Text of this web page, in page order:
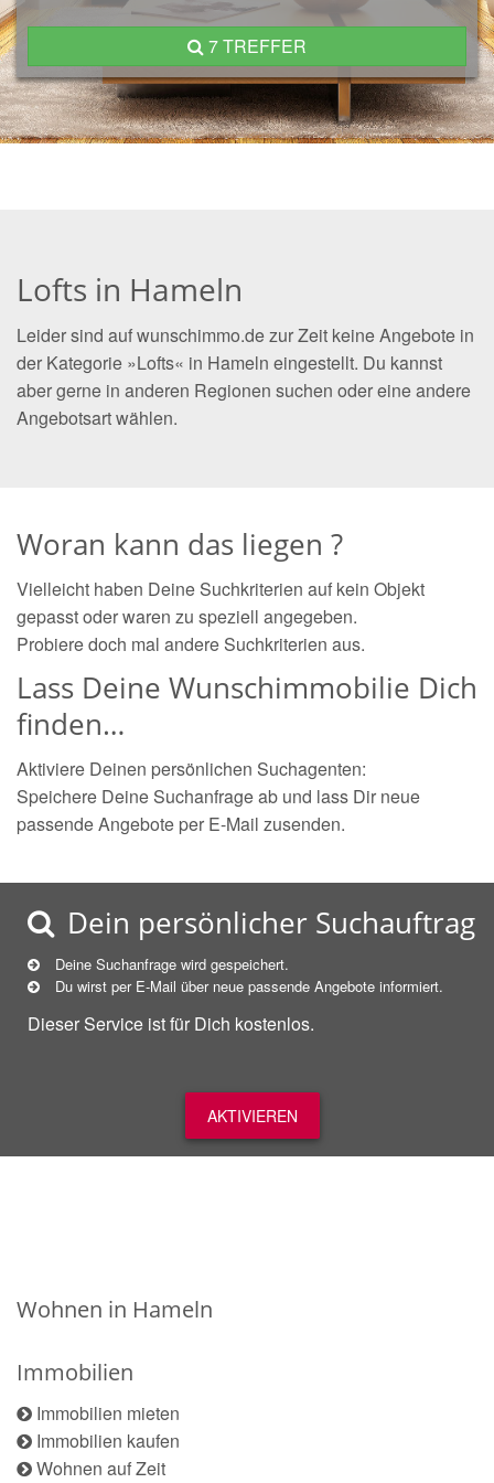
7 TREFFER
Lofts in Hameln
Leider sind auf wunschimmo.de zur Zeit keine Angebote in
der Kategorie »Lofts« in Hameln eingestellt. Du kannst
aber gerne in anderen Regionen suchen oder eine andere
Angebotsart wählen.
Woran kann das liegen ?
Vielleicht haben Deine Suchkriterien auf kein Objekt
gepasst oder waren zu speziell angegeben.
Probiere doch mal andere Suchkriterien aus.
Lass Deine Wunschimmobilie Dich
finden…
Aktiviere Deinen persönlichen Suchagenten:
Speichere Deine Suchanfrage ab und lass Dir neue
passende Angebote per E-Mail zusenden.
Dein persönlicher Suchauftrag
Deine Suchanfrage wird gespeichert.
Du wirst per E-Mail über neue passende Angebote informiert.
Dieser Service ist für Dich kostenlos.
AKTIVIEREN
Wohnen in Hameln
Immobilien
Immobilien mieten
Immobilien kaufen
Wohnen auf Zeit